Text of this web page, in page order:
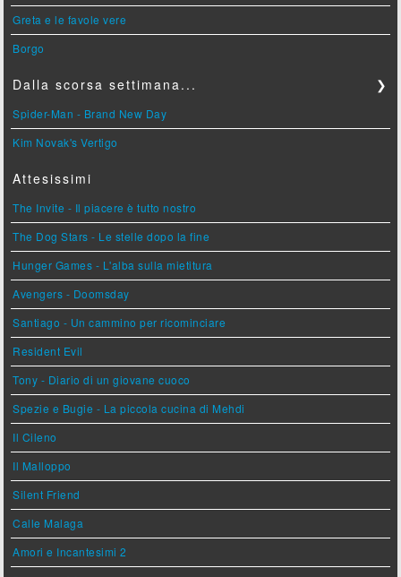
Greta e le favole vere
Borgo
Dalla scorsa settimana... ❯
Spider-Man - Brand New Day
Kim Novak's Vertigo
Attesissimi
The Invite - Il piacere è tutto nostro
The Dog Stars - Le stelle dopo la fine
Hunger Games - L'alba sulla mietitura
Avengers - Doomsday
Santiago - Un cammino per ricominciare
Resident Evil
Tony - Diario di un giovane cuoco
Spezie e Bugie - La piccola cucina di Mehdi
Il Cileno
Il Malloppo
Silent Friend
Calle Malaga
Amori e Incantesimi 2